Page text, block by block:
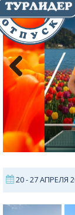
Previous
20 - 27 АПРЕЛЯ